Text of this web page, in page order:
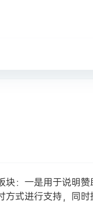
：一是用于说明
式进行支持，同